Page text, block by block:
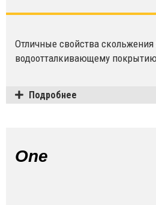
Отличные свойства скольжения
водоотталкивающему покрытию
Подробнее
One